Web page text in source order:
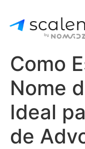
Como
Nome
Ideal
de